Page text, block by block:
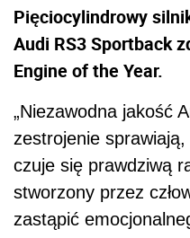
Pięciocylindrowy
Audi RS3 Sportback
Engine of the Year.
„Niezawodna jakość
zestrojenie
czuje się prawdziwą
stworzony przez
zastąpić